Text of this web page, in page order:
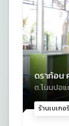
ร้านเบเกอ
ดราก้อน
ต.โนนปอแ